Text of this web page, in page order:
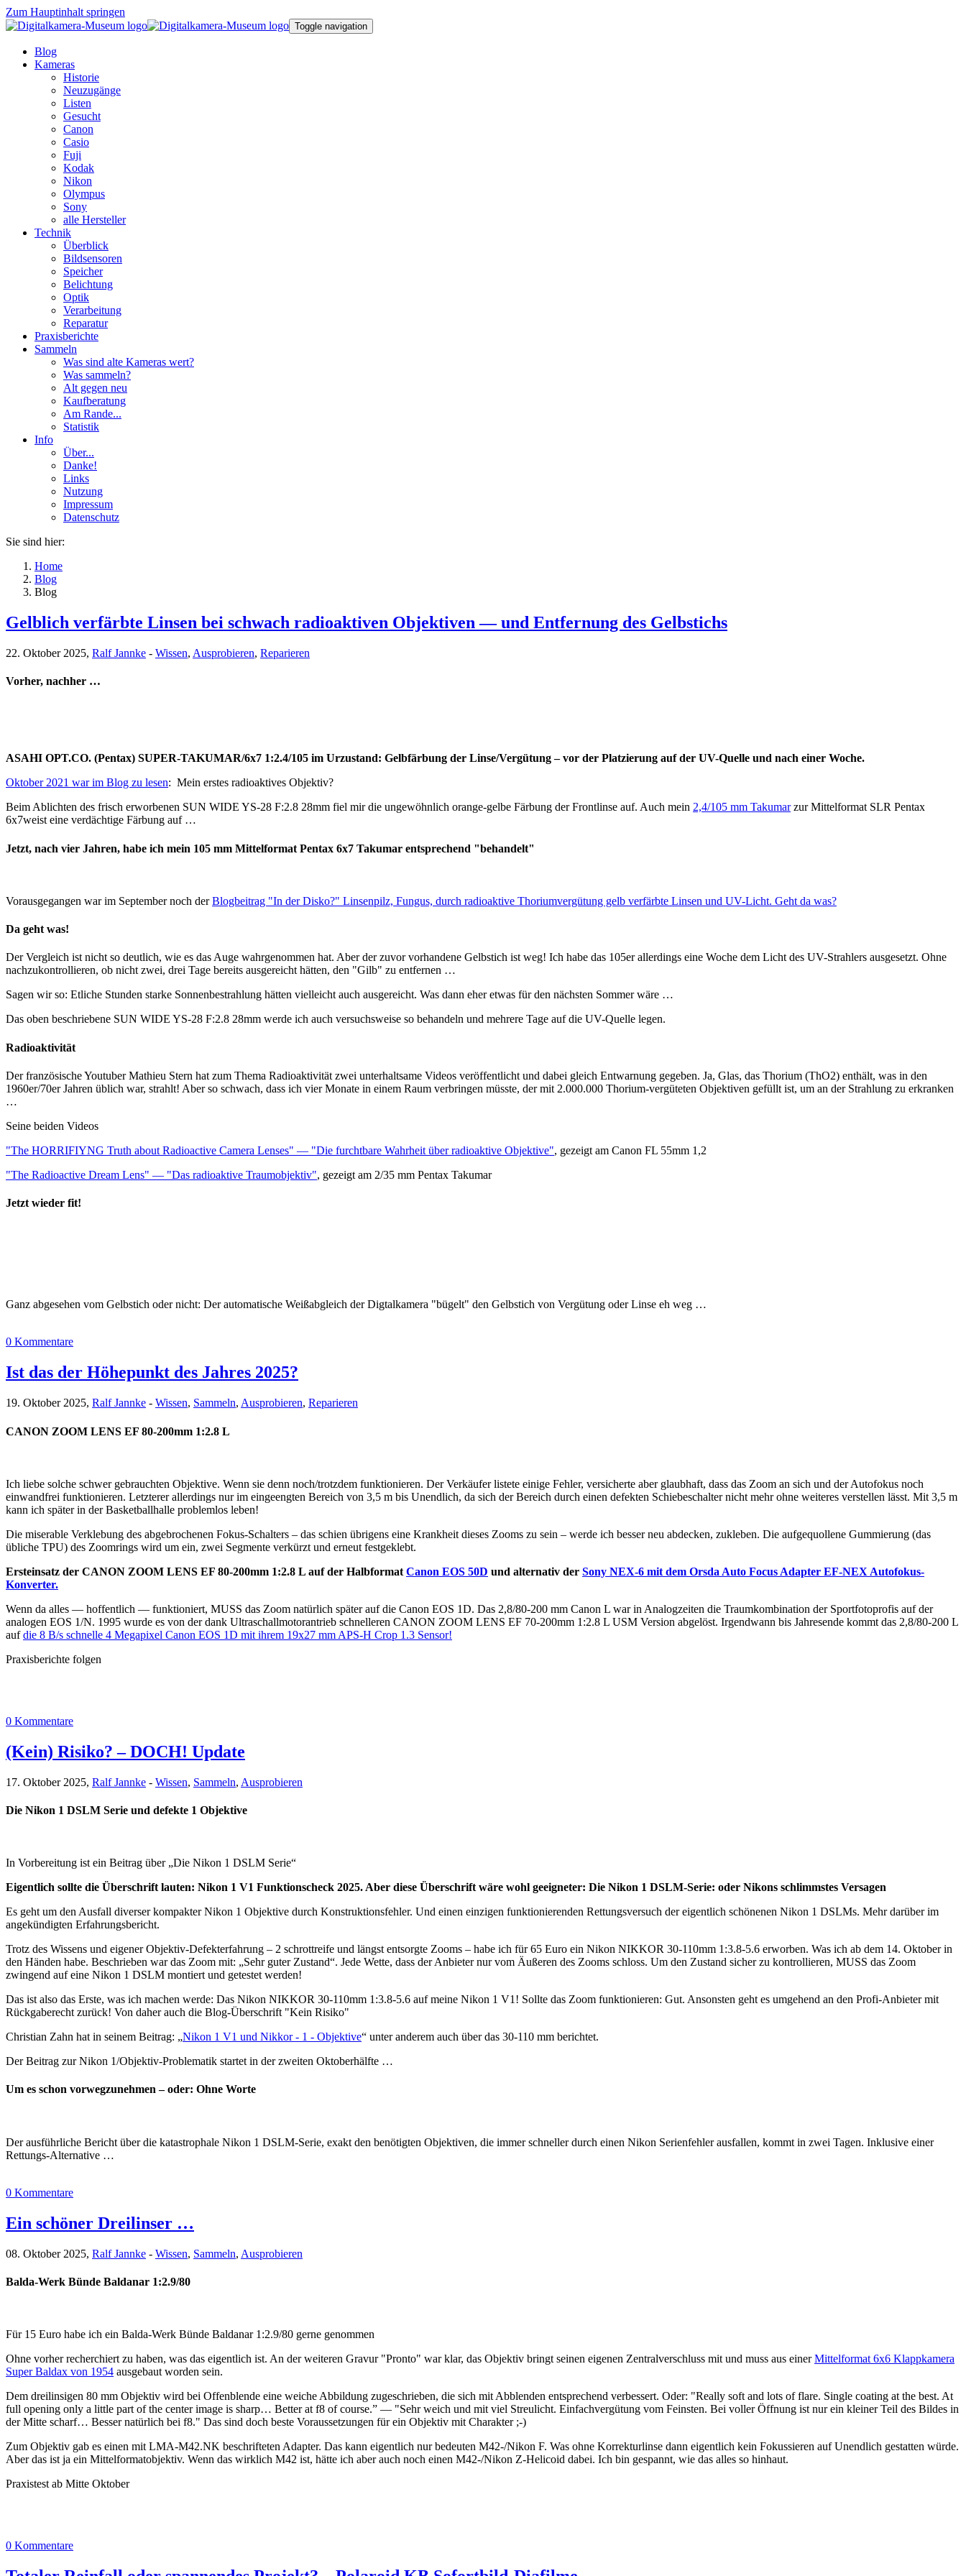
Zum Hauptinhalt springen
Toggle navigation
Blog
Kameras
Historie
Neuzugänge
Listen
Gesucht
Canon
Casio
Fuji
Kodak
Nikon
Olympus
Sony
alle Hersteller
Technik
Überblick
Bildsensoren
Speicher
Belichtung
Optik
Verarbeitung
Reparatur
Praxisberichte
Sammeln
Was sind alte Kameras wert?
Was sammeln?
Alt gegen neu
Kaufberatung
Am Rande...
Statistik
Info
Über...
Danke!
Links
Nutzung
Impressum
Datenschutz
Sie sind hier:
Home
Blog
Blog
Gelblich verfärbte Linsen bei schwach radioaktiven Objektiven — und Entfernung des Gelbstichs
22. Oktober 2025, Ralf Jannke - Wissen, Ausprobieren, Reparieren
Vorher, nachher …
ASAHI OPT.CO. (Pentax) SUPER-TAKUMAR/6x7 1:2.4/105 im Urzustand: Gelbfärbung der Linse/Vergütung – vor der Platzierung auf der UV-Quelle und nach einer Woche.
Oktober 2021 war im Blog zu lesen: Mein erstes radioaktives Objektiv?
Beim Ablichten des frisch erworbenen SUN WIDE YS-28 F:2.8 28mm fiel mir die ungewöhnlich orange-gelbe Färbung der Frontlinse auf. Auch mein 2,4/105 mm Takumarzur Mittelformat SLR Pentax
6x7weist eine verdächtige Färbung auf …
Jetzt, nach vier Jahren, habe ich mein 105 mm Mittelformat Pentax 6x7 Takumar entsprechend "behandelt"
Vorausgegangen war im September noch derBlogbeitrag "In der Disko?" Linsenpilz, Fungus, durch radioaktive Thoriumvergütung gelb verfärbte Linsen und UV-Licht. Geht da was?
Da geht was!
Der Vergleich ist nicht so deutlich, wie es das Auge wahrgenommen hat. Aber der zuvor vorhandene Gelbstich ist weg! Ich habe das 105er allerdings eine Woche dem Licht des UV-Strahlers ausgesetzt. Ohne
nachzukontrollieren, ob nicht zwei, drei Tage bereits ausgereicht hätten, den "Gilb" zu entfernen …
Sagen wir so: Etliche Stunden starke Sonnenbestrahlung hätten vielleicht auch ausgereicht. Was dann eher etwas für den nächsten Sommer wäre …
Das oben beschriebene SUN WIDE YS-28 F:2.8 28mm werde ich auch versuchsweise so behandeln und mehrere Tage auf die UV-Quelle legen.
Radioaktivität
Der französische Youtuber Mathieu Stern hat zum Thema Radioaktivität zwei unterhaltsame Videos veröffentlicht und dabei gleich Entwarnung gegeben. Ja, Glas, das Thorium (ThO2) enthält, was in den
1960er/70er Jahren üblich war, strahlt! Aber so schwach, dass ich vier Monate in einem Raum verbringen müsste, der mit 2.000.000 Thorium-vergüteten Objektiven gefüllt ist, um an der Strahlung zu erkranken
…
Seine beiden Videos
"The HORRIFIYNG Truth about Radioactive Camera Lenses" — "Die furchtbare Wahrheit über radioaktive Objektive", gezeigt am Canon FL 55mm 1,2
"The Radioactive Dream Lens" — "Das radioaktive Traumobjektiv", gezeigt am 2/35 mm Pentax Takumar
Jetzt wieder fit!
Ganz abgesehen vom Gelbstich oder nicht: Der automatische Weißabgleich der Digtalkamera "bügelt" den Gelbstich von Vergütung oder Linse eh weg …
0 Kommentare
Ist das der Höhepunkt des Jahres 2025?
19. Oktober 2025, Ralf Jannke - Wissen, Sammeln, Ausprobieren, Reparieren
CANON ZOOM LENS EF 80-200mm 1:2.8 L
Ich liebe solche schwer gebrauchten Objektive. Wenn sie denn noch/trotzdem funktionieren. Der Verkäufer listete einige Fehler, versicherte aber glaubhaft, dass das Zoom an sich und der Autofokus noch
einwandfrei funktionieren. Letzterer allerdings nur im eingeengten Bereich von 3,5 m bis Unendlich, da sich der Bereich durch einen defekten Schiebeschalter nicht mehr ohne weiteres verstellen lässt. Mit 3,5 m
kann ich später in der Basketballhalle problemlos leben!
Die miserable Verklebung des abgebrochenen Fokus-Schalters – das schien übrigens eine Krankheit dieses Zooms zu sein – werde ich besser neu abdecken, zukleben. Die aufgequollene Gummierung (das
übliche TPU) des Zoomrings wird um ein, zwei Segmente verkürzt und erneut festgeklebt.
Ersteinsatz der CANON ZOOM LENS EF 80-200mm 1:2.8 L auf der Halbformat Canon EOS 50D und alternativ der Sony NEX-6 mit dem Orsda Auto Focus Adapter EF-NEX Autofokus-
Konverter.
Wenn da alles — hoffentlich — funktioniert, MUSS das Zoom natürlich später auf die Canon EOS 1D. Das 2,8/80-200 mm Canon L war in Analogzeiten die Traumkombination der Sportfotoprofis auf der
analogen EOS 1/N. 1995 wurde es von der dank Ultraschallmotorantrieb schnelleren CANON ZOOM LENS EF 70-200mm 1:2.8 L USM Version abgelöst. Irgendwann bis Jahresende kommt das 2,8/80-200 L
aufdie 8 B/s schnelle 4 Megapixel Canon EOS 1D mit ihrem 19x27 mm APS-H Crop 1.3 Sensor!
Praxisberichte folgen
0 Kommentare
(Kein) Risiko? – DOCH! Update
17. Oktober 2025, Ralf Jannke - Wissen, Sammeln, Ausprobieren
Die Nikon 1 DSLM Serie und defekte 1 Objektive
In Vorbereitung ist ein Beitrag über „Die Nikon 1 DSLM Serie“
Eigentlich sollte die Überschrift lauten: Nikon 1 V1 Funktionscheck 2025. Aber diese Überschrift wäre wohl geeigneter: Die Nikon 1 DSLM-Serie: oder Nikons schlimmstes Versagen
Es geht um den Ausfall diverser kompakter Nikon 1 Objektive durch Konstruktionsfehler. Und einen einzigen funktionierenden Rettungsversuch der eigentlich schönenen Nikon 1 DSLMs. Mehr darüber im
angekündigten Erfahrungsbericht.
Trotz des Wissens und eigener Objektiv-Defekterfahrung – 2 schrottreife und längst entsorgte Zooms – habe ich für 65 Euro ein Nikon NIKKOR 30-110mm 1:3.8-5.6 erworben. Was ich ab dem 14. Oktober in
den Händen habe. Beschrieben war das Zoom mit: „Sehr guter Zustand“. Jede Wette, dass der Anbieter nur vom Äußeren des Zooms schloss. Um den Zustand sicher zu kontrollieren, MUSS das Zoom
zwingend auf eine Nikon 1 DSLM montiert und getestet werden!
Das ist also das Erste, was ich machen werde: Das Nikon NIKKOR 30-110mm 1:3.8-5.6 auf meine Nikon 1 V1! Sollte das Zoom funktionieren: Gut. Ansonsten geht es umgehend an den Profi-Anbieter mit
Rückgaberecht zurück! Von daher auch die Blog-Überschrift "Kein Risiko"
Christian Zahn hat in seinem Beitrag: „Nikon 1 V1 und Nikkor - 1 - Objektive“ unter anderem auch über das 30-110 mm berichtet.
Der Beitrag zur Nikon 1/Objektiv-Problematik startet in der zweiten Oktoberhälfte …
Um es schon vorwegzunehmen – oder: Ohne Worte
Der ausführliche Bericht über die katastrophale Nikon 1 DSLM-Serie, exakt den benötigten Objektiven, die immer schneller durch einen Nikon Serienfehler ausfallen, kommt in zwei Tagen. Inklusive einer
Rettungs-Alternative …
0 Kommentare
Ein schöner Dreilinser …
08. Oktober 2025, Ralf Jannke - Wissen, Sammeln, Ausprobieren
Balda-Werk Bünde Baldanar 1:2.9/80
Für 15 Euro habe ich ein Balda-Werk Bünde Baldanar 1:2.9/80 gerne genommen
Ohne vorher recherchiert zu haben, was das eigentlich ist. An der weiteren Gravur "Pronto" war klar, das Objektiv bringt seinen eigenen Zentralverschluss mit und muss aus einerMittelformat 6x6 Klappkamera
Super Baldax von 1954 ausgebaut worden sein.
Dem dreilinsigen 80 mm Objektiv wird bei Offenblende eine weiche Abbildung zugeschrieben, die sich mit Abblenden entsprechend verbessert. Oder: "Really soft and lots of flare. Single coating at the best. At
full opening only a little part of the center image is sharp… Better at f8 of course.” — "Sehr weich und mit viel Streulicht. Einfachvergütung vom Feinsten. Bei voller Öffnung ist nur ein kleiner Teil des Bildes in
der Mitte scharf… Besser natürlich bei f8." Das sind doch beste Voraussetzungen für ein Objektiv mit Charakter ;-)
Zum Objektiv gab es einen mit LMA-M42.NK beschrifteten Adapter. Das kann eigentlich nur bedeuten M42-/Nikon F. Was ohne Korrekturlinse dann eigentlich kein Fokussieren auf Unendlich gestatten würde.
Aber das ist ja ein Mittelformatobjektiv. Wenn das wirklich M42 ist, hätte ich aber auch noch einen M42-/Nikon Z-Helicoid dabei. Ich bin gespannt, wie das alles so hinhaut.
Praxistest ab Mitte Oktober
0 Kommentare